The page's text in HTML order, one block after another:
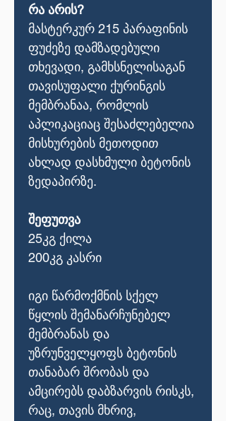
რა არის?
მასტერკურ 215 პარაფინის
ფუძეზე დამზადებული
თხევადი, გამხსნელისაგან
თავისუფალი ქურინგის
მემბრანაა, რომლის
აპლიკაციაც შესაძლებელია
მისხურების მეთოდით
ახლად დასხმული ბეტონის
ზედაპირზე.
შეფუთვა
25კგ ქილა
200კგ კასრი
იგი წარმოქმნის სქელ
წყლის შემანარჩუნებელ
მემბრანას და
უზრუნველყოფს ბეტონის
თანაბარ შრობას და
ამცირებს დაბზარვის რისკს,
რაც, თავის მხრივ,